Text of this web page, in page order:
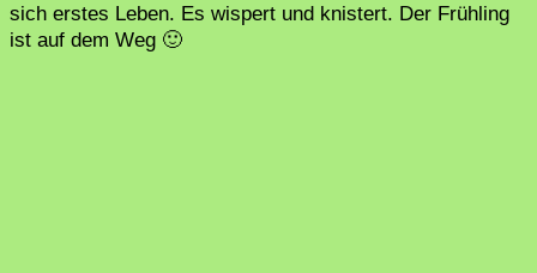
sich erstes Leben. Es wispert und knistert. Der Frühling
ist auf dem Weg 🙂